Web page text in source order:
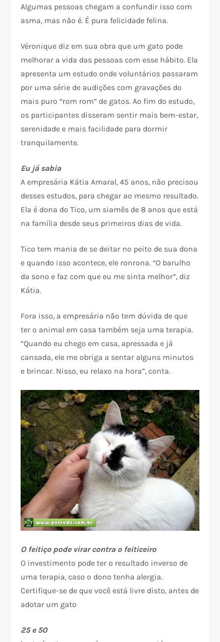
Algumas pessoas chegam a confundir isso com
asma, mas não é. É pura felicidade felina.
Véronique diz em sua obra que um gato pode
melhorar a vida das pessoas com esse hábito. Ela
apresenta um estudo onde voluntários passaram
por uma série de audições com gravações do
mais puro “rom rom” de gatos. Ao fim do estudo,
os participantes disseram sentir mais bem-estar,
serenidade e mais facilidade para dormir
tranquilamente.
Eu já sabia
A empresária Kátia Amaral, 45 anos, não precisou
desses estudos, para chegar ao mesmo resultado.
Ela é dona do Tico, um siamês de 8 anos que está
na família desde seus primeiros dias de vida.
Tico tem mania de se deitar no peito de sua dona
e quando isso acontece, ele ronrona. “O barulho
da sono e faz com que eu me sinta melhor”, diz
Kátia.
Fora isso, a empresária não tem dúvida de que
ter o animal em casa também seja uma terapia.
“Quando eu chego em casa, apressada e já
cansada, ele me obriga a sentar alguns minutos
e brincar. Nisso, eu relaxo na hora”, conta.
O feitiço pode virar contra o feiticeiro
O investimento pode ter o resultado inverso de
uma terapia, caso o dono tenha alergia.
Certifique-se de que você está livre disto, antes de
adotar um gato
25 e 50